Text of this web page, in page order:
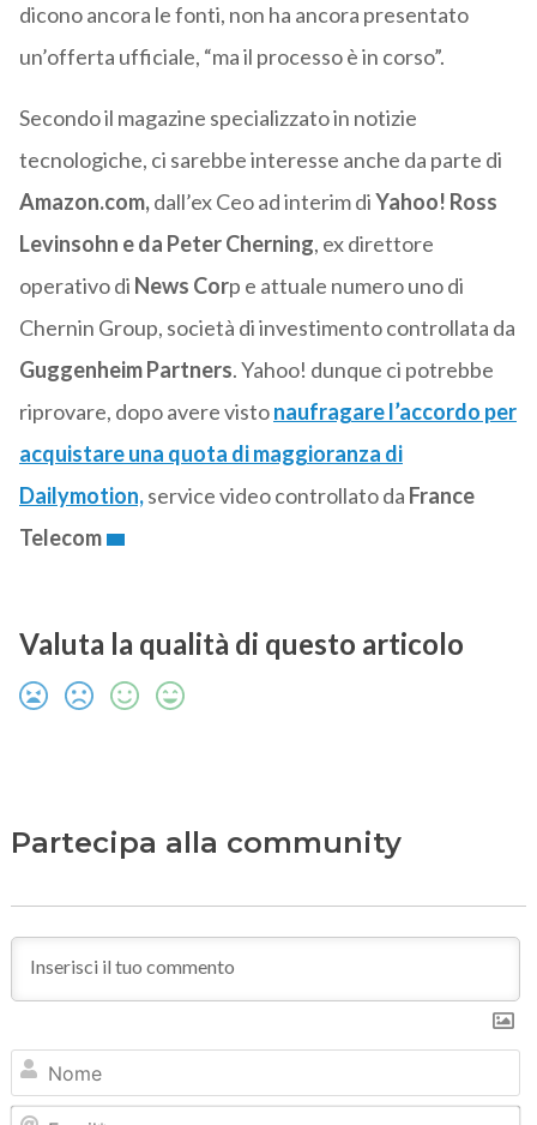
dicono ancora le fonti, non ha ancora presentato
un’offerta ufficiale, “ma il processo è in corso”.
Secondo il magazine specializzato in notizie
tecnologiche, ci sarebbe interesse anche da parte di
Amazon.com,dall’ex Ceo ad interim diYahoo! Ross
Levinsohn e da Peter Cherning, ex direttore
operativo di News Corp e attuale numero uno di
Chernin Group, società di investimento controllata da
Guggenheim Partners. Yahoo! dunque ci potrebbe
riprovare, dopo avere vistonaufragare l’accordo per
acquistare una quota di maggioranza di
Dailymotion,service video controllato da France
Telecom
Valuta la qualità di questo articolo
Partecipa alla community